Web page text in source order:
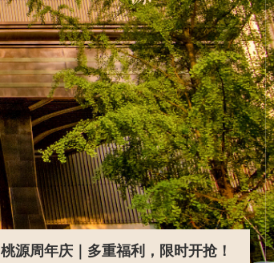
桃源周年庆｜多重福利，限时开抢！